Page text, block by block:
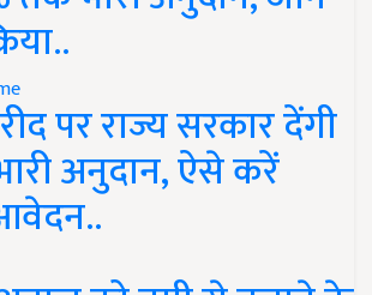
पर राज्य सरकार देंगी
अनुदान, ऐसे करें